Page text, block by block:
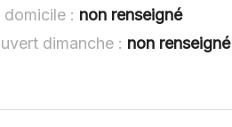
domicile : non renseigné
dimanche : non renseigné